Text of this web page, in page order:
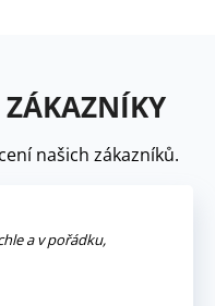
našich zákazníků.
a v pořádku,